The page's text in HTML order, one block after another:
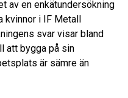
av en enkätundersökning
i IF Metall
svar visar bland
att bygga på sin
är sämre än